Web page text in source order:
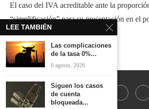
El caso del IVA acreditable ante la
“simplificación” para su presentación en el
LEE TAMBIÉN
Las complicaciones
de la tasa 0%...
6 agosto, 2026
Siguen los casos
de cuenta
bloqueada...